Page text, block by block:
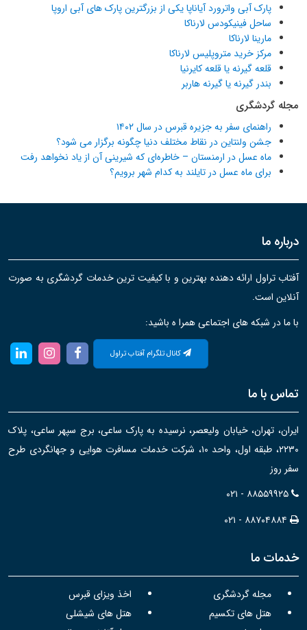
پارک آبی واترورد آیاناپا یکی از بزرگترین پارک های آبی اروپا
ساحل فینیکودس لارناکا
مارینا لارناکا
مرکز خرید متروپلیس لارناکا
قلعه گیرنه یا قلعه کایرنیا
بندر گیرنه یا گیرنه هاربر
مجله گردشگری
راهنمای سفر به جزیره قبرس در سال ۱۴۰۲
جشن ولنتاین در نقاط مختلف دنیا چگونه برگزار می شود؟
ماه عسل در ارمنستان – خاطره‌ای که شیرینی آن از یاد نخواهد رفت
برای ماه عسل در تایلند به کدام شهر برویم؟
درباره ما
آفتاب تراول ارائه دهنده بهترین و با کیفیت ترین خدمات گردشگری به صورت
آنلاین است.
با ما در شبکه های اجتماعی همرا ه باشید:
کانال تلگرام آفتاب تراول
تماس با ما
ایران، تهران، خیابان ولیعصر، نرسیده به پارک ساعی، برج سپهر ساعی، پلاک
۲۲۳۰، طبقه اول، واحد ۱۰، شرکت خدمات مسافرت هوایی و جهانگردی طرح
سفر روز
۰۲۱ - ۸۸۵۵۹۹۲۵
۰۲۱ - ۸۸۷۰۴۸۸۴
خدمات ما
مجله گردشگری
اخذ ویزای قبرس
هتل های تکسیم
هتل های شیشلی